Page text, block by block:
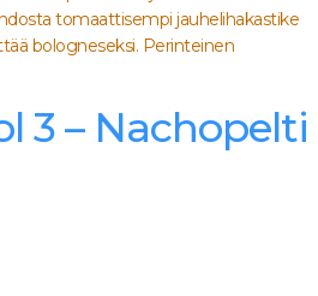
tomaattisempi jauhelihakastike
bologneseksi. Perinteinen
3 – Nachopelti